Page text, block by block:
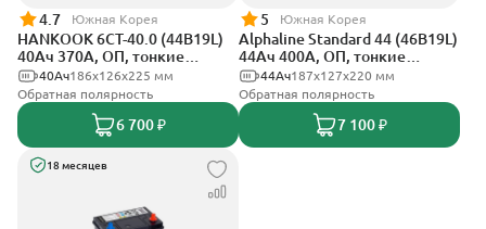
4.7 Южная Корея
HANKOOK 6СТ-40.0 (44B19L)
40Ач 370А, ОП, тонкие
клеммы186х126х225 мм
40Ач
Обратная полярность
6 700 ₽
5 Южная Корея
Alphaline Standard 44 (46B19L)
44Ач 400А, ОП, тонкие
клеммы187x127х220 мм
44Ач
Обратная полярность
7 100 ₽
18 месяцев